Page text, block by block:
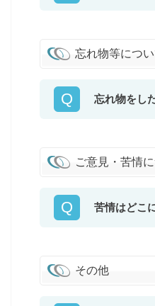
忘れ物等につ
Q 忘れ物をし
ご意見・苦情
Q 苦情はどこ
その他